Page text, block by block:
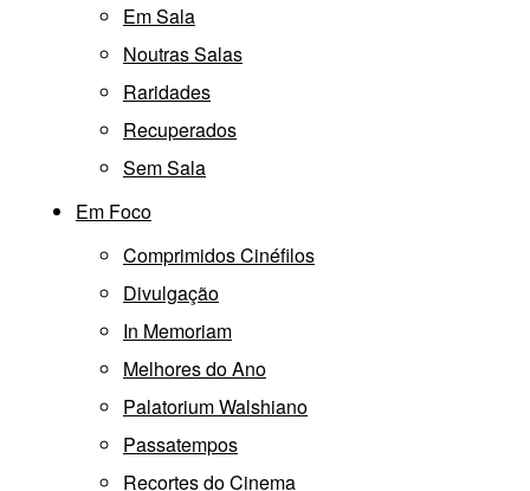
Em Sala
Noutras Salas
Raridades
Recuperados
Sem Sala
Em Foco
Comprimidos Cinéfilos
Divulgação
In Memoriam
Melhores do Ano
Palatorium Walshiano
Passatempos
Recortes do Cinema